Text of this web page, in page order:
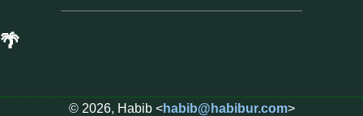
🌴
© 2026, Habib <habib@habibur.com>